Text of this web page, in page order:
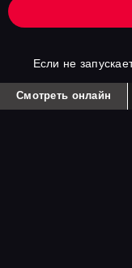
Если не
Смотреть онлайн